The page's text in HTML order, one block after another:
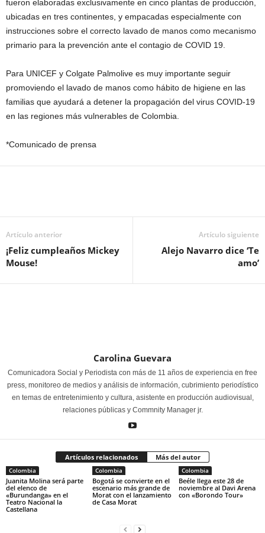
fueron elaboradas exclusivamente en cinco plantas de producción,
ubicadas en tres continentes, y empacadas especialmente con
instrucciones sobre el correcto lavado de manos como mecanismo
primario para la prevención ante el contagio de COVID 19.
Para UNICEF y Colgate Palmolive es muy importante seguir
promoviendo el lavado de manos como hábito de higiene en las
familias que ayudará a detener la propagación del virus COVID-19
en las regiones más vulnerables de Colombia.
*Comunicado de prensa
Artículo anterior
¡Feliz cumpleaños Mickey
Mouse!
Artículo siguiente
Alejo Navarro dice ‘Te
amo’
Carolina Guevara
Comunicadora Social y Periodista con más de 11 años de experiencia en free
press, monitoreo de medios y análisis de información, cubrimiento periodístico
en temas de entretenimiento y cultura, asistente en producción audiovisual,
relaciones públicas y Commnity Manager jr.
Artículos relacionados Más del autor
Colombia
Juanita Molina será parte
del elenco de
«Burundanga» en el
Teatro Nacional la
Castellana
Colombia
Bogotá se convierte en el
escenario más grande de
Morat con el lanzamiento
de Casa Morat
Colombia
Beéle llega este 28 de
noviembre al Davi Arena
con «Borondo Tour»